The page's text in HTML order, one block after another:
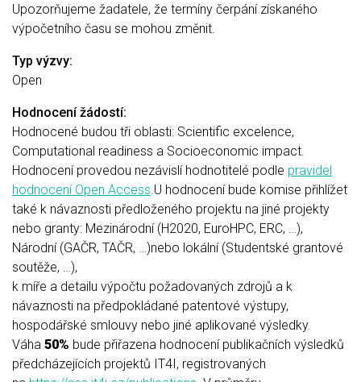
Upozorňujeme žadatele, že termíny čerpání získaného
výpočetního času se mohou změnit.
Typ výzvy:
Open
Hodnocení žádostí:
Hodnocené budou tři oblasti: Scientific excelence,
Computational readiness a Socioeconomic impact.
Hodnocení provedou nezávislí hodnotitelé podle pravidel
hodnocení Open Access .U hodnocení bude komise přihlížet
také k návaznosti předloženého projektu na jiné projekty
nebo granty: Mezinárodní (H2020, EuroHPC, ERC, …),
Národní (GAČR, TAČR, …)nebo lokální (Studentské grantové
soutěže, …),
k míře a detailu výpočtu požadovaných zdrojů a k
návaznosti na předpokládané patentové výstupy,
hospodářské smlouvy nebo jiné aplikované výsledky.
Váha 50% bude přiřazena hodnocení publikačních výsledků
předcházejících projektů IT4I, registrovaných